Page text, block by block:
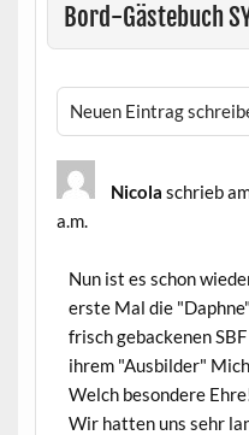
Bord-Gästebuch
Nicola schrieb
a.m.
Nun ist es schon
erste Mal die
frisch gebackenen
ihrem "Ausbilder"
Welch besondere
Wir hatten uns sehr